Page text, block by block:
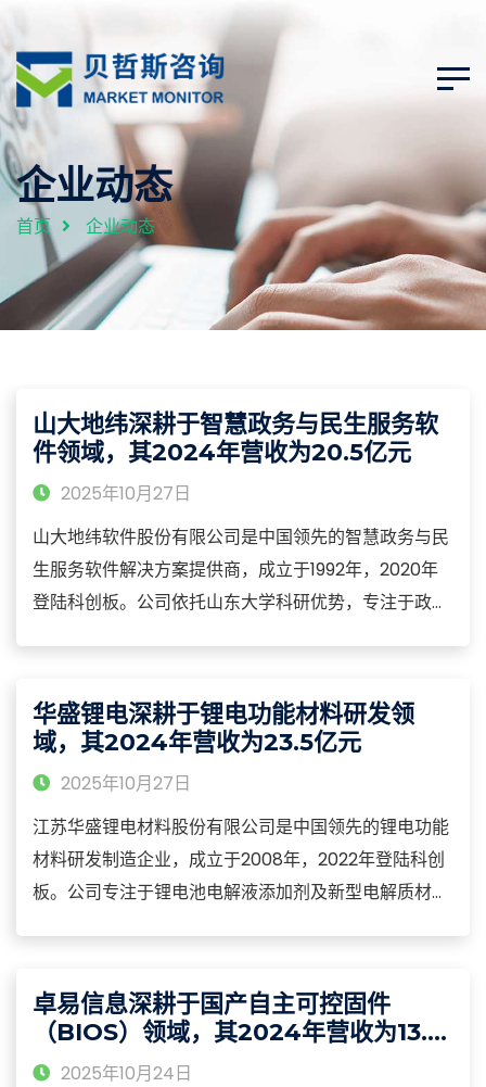
企业动态
首页 企业动态
山大地纬深耕于智慧政务与民生服务软
件领域，其2024年营收为20.5亿元
2025年10月27日
山大地纬软件股份有限公司是中国领先的智慧政务与民
生服务软件解决方案提供商，成立于1992年，2020年
登陆科创板。公司依托山东大学科研优势，专注于政务
业链能力，产品涵盖智慧政务平台、医保信息化系统、
电力营销管理系统、大数据治理平台等核心品类
华盛锂电深耕于锂电功能材料研发领
域，其2024年营收为23.5亿元
2025年10月27日
江苏华盛锂电材料股份有限公司是中国领先的锂电功能
材料研发制造企业，成立于2008年，2022年登陆科创
板。公司专注于锂电池电解液添加剂及新型电解质材料
（VC）、氟代碳酸乙烯酯（FEC）、双氟磺酰亚胺锂
（LiFSI）等核心品类
卓易信息深耕于国产自主可控固件
（BIOS）领域，其2024年营收为13.6
亿元2025年10月24日